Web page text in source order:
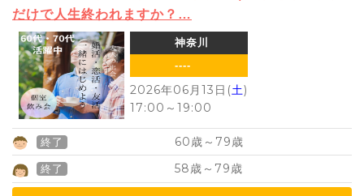
だけで人生終われますか？…
神奈川
----
2026年06月13日(土)
17:00 ～ 19:00
終了 60歳～ 79歳
終了 58歳～ 79歳